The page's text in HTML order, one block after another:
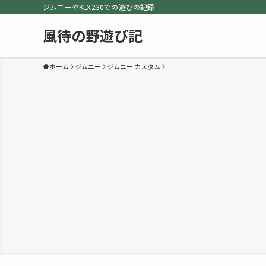
ジムニーやKLX230での遊びの記録
風待の野遊び記
ホーム ジムニー ジムニー カスタム